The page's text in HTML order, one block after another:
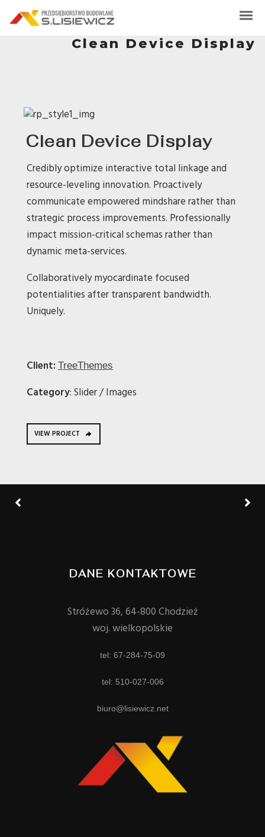
Clean Device Display
Clean Device Display
Credibly optimize interactive total linkage and
resource-leveling innovation. Proactively
communicate empowered mindshare rather than
strategic process improvements. Professionally
impact mission-critical schemas rather than
dynamic meta-services.
Collaboratively myocardinate focused
potentialities after transparent bandwidth.
Uniquely.
Client: TreeThemes
Category: Slider / Images
VIEW PROJECT
DANE KONTAKTOWE
Stróżewo 36, 64-800 Chodzież
woj. wielkopolskie
tel: 67-284-75-09
tel: 510-027-006
biuro@lisiewicz.net